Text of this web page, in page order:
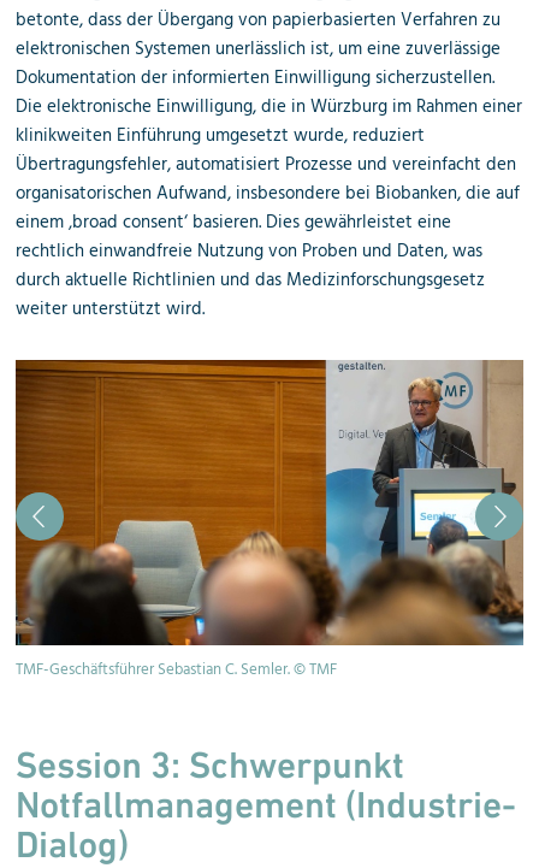
betonte, dass der Übergang von papierbasierten Verfahren zu
elektronischen Systemen unerlässlich ist, um eine zuverlässige
Dokumentation der informierten Einwilligung sicherzustellen.
Die elektronische Einwilligung, die in Würzburg im Rahmen einer
klinikweiten Einführung umgesetzt wurde, reduziert
Übertragungsfehler, automatisiert Prozesse und vereinfacht den
organisatorischen Aufwand, insbesondere bei Biobanken, die auf
einem ‚broad consent‘ basieren. Dies gewährleistet eine
rechtlich einwandfreie Nutzung von Proben und Daten, was
durch aktuelle Richtlinien und das Medizinforschungsgesetz
weiter unterstützt wird.
TMF-Geschäftsführer Sebastian C. Semler. © TMF
Session 3: Schwerpunkt
Notfallmanagement (Industrie-
Dialog)